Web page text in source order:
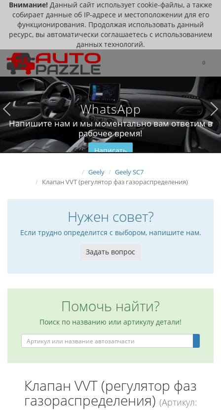
Внимание! Данный сайт использует cookie-файлы, а также
собирает данные об IP-адресе и местоположении для его
функционирования. Продолжая использовать данный
ресурс, вы автоматически соглашаетесь с использованием
данных технологий.
0
WhatsApp
Напишите нам и мы моментально вам ответим в
рабочее время!
Написать
Geely
Geely SC7
Клапан VVT (регулятор фаз газораспределения)
Нужен совет?
Если трудно определится с выбором, напишите нам.
Задать вопрос
Помочь найти?
Поиск по названию или артикулу детали!
Клапан VVT (регулятор фаз
газораспределения) (Артикул: